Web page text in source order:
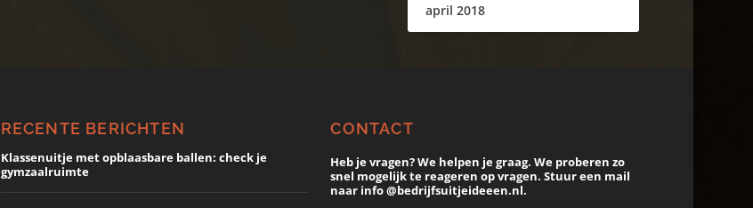
april 2018
RECENTE BERICHTEN
Klassenuitje met opblaasbare ballen: check je
gymzaalruimte
CONTACT
Heb je vragen? We helpen je graag. We proberen zo
snel mogelijk te reageren op vragen. Stuur een mail
naar info @bedrijfsuitjeideeen.nl.